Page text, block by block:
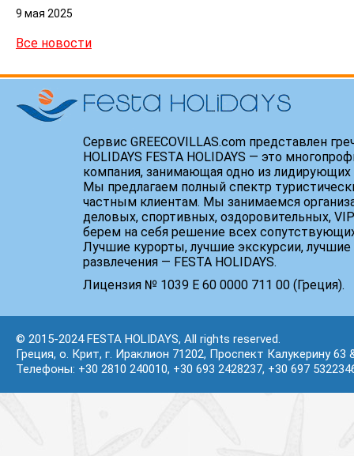
9 мая 2025
Все новости
Сервис GREECOVILLAS.com представлен
HOLIDAYS FESTA HOLIDAYS — это
компания, занимающая одно из
Мы предлагаем полный спектр
частным клиентам. Мы занимаемся
деловых, спортивных, оздоровительных,
берем на себя решение всех
Лучшие курорты, лучшие экскурсии, лучшие
развлечения — FESTA HOLIDAYS.
Лицензия № 1039 Е 60 0000 711 00 (Греция).
© 2015-2024 FESTA HOLIDAYS, All rights reserved.
Греция, о. Крит, г. Ираклион 71202, Проспект Калукерину 63
Телефоны: +30 2810 240010, +30 693 2428237, +30 697